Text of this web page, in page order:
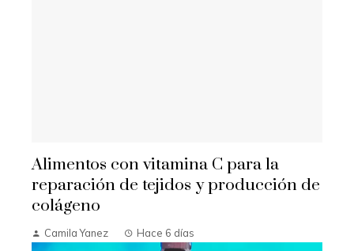
Alimentos con vitamina C para la
reparación de tejidos y producción de
colágeno
Camila Yanez Hace 6 días